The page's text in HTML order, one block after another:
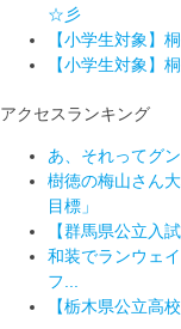
☆彡
【小学生対象】
【小学生対象】
アクセスランキング
あ、それってグ
樹徳の梅山さん
目標」
【群馬県公立入
和装でランウェ
フ...
【栃木県公立高